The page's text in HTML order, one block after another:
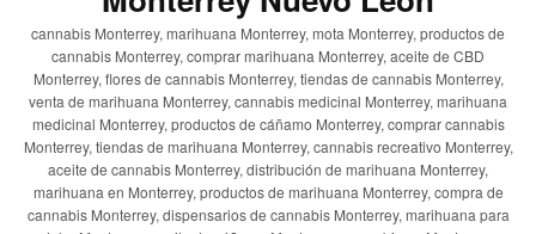
cannabis Monterrey, marihuana Monterrey, mota Monterrey, productos de
cannabis Monterrey, comprar marihuana Monterrey, aceite de CBD
Monterrey, flores de cannabis Monterrey, tiendas de cannabis Monterrey,
venta de marihuana Monterrey, cannabis medicinal Monterrey, marihuana
medicinal Monterrey, productos de cáñamo Monterrey, comprar cannabis
Monterrey, tiendas de marihuana Monterrey, cannabis recreativo Monterrey,
aceite de cannabis Monterrey, distribución de marihuana Monterrey,
marihuana en Monterrey, productos de marihuana Monterrey, compra de
cannabis Monterrey, dispensarios de cannabis Monterrey, marihuana para